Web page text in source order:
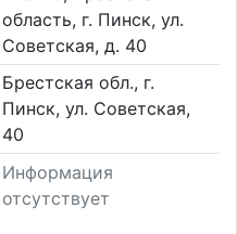
область, г. Пинск, ул.
Советская, д. 40
Брестская обл., г.
Пинск, ул. Советская,
40
Информация
отсутствует